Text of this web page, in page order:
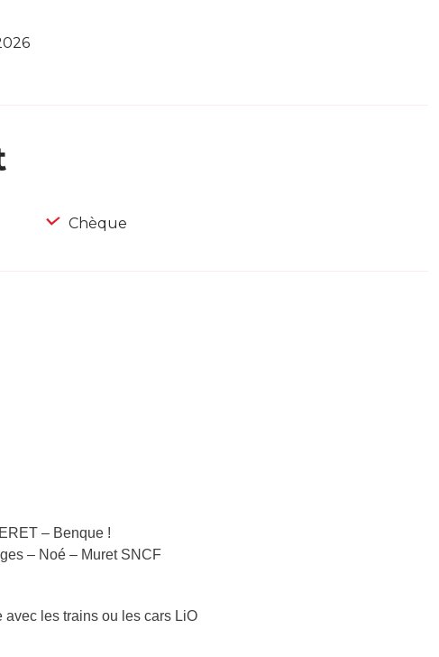
Chèque
– Benque !
– Noé – Muret SNCF
les trains ou les cars LiO